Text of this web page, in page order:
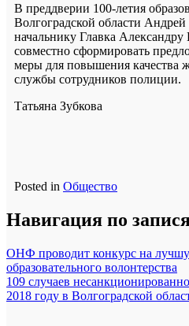
В преддверии 100-летия
Волгоградской области Андрей
начальнику Главка
совместно сформировать
меры для повышения качества
службы сотрудников полиции.
Татьяна Зубкова
Posted in Общество
Навигация по
ОНФ проводит конкурс на
образовательного волонтерства
109 случаев
2018 году в Волгоградской